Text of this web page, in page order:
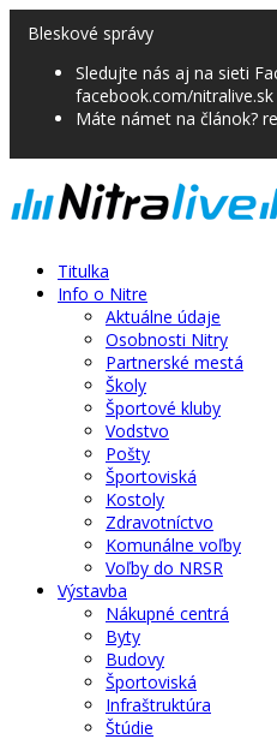
Bleskové správy
Sledujte nás aj na sieti
facebook.com/nitralive.sk
Máte námet na článok?
Titulka
Info o Nitre
Aktuálne údaje
Osobnosti Nitry
Partnerské mestá
Školy
Športové kluby
Vodstvo
Pošty
Športoviská
Kostoly
Zdravotníctvo
Komunálne voľby
Voľby do NRSR
Výstavba
Nákupné centrá
Byty
Budovy
Športoviská
Infraštruktúra
Štúdie